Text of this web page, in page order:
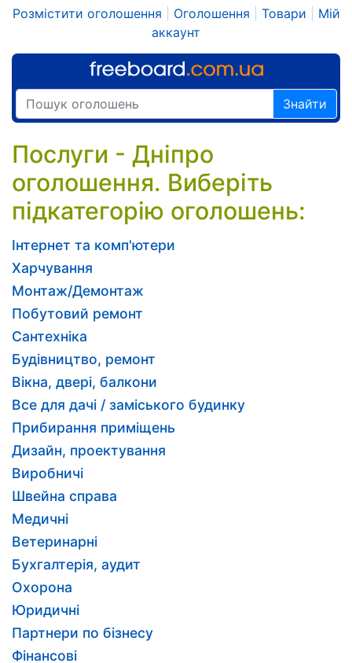
Розмістити оголошення Оголошення Товари
Мій
аккаунт
Знайти
Послуги - Дніпро
оголошення. Виберіть
підкатегорію оголошень:
Інтернет та комп'ютери
Харчування
Монтаж/Демонтаж
Побутовий ремонт
Сантехніка
Будівництво, ремонт
Вікна, двері, балкони
Все для дачі / заміського будинку
Прибирання приміщень
Дизайн, проектування
Виробничі
Швейна справа
Медичні
Ветеринарні
Бухгалтерія, аудит
Охорона
Юридичні
Партнери по бізнесу
Фінансові